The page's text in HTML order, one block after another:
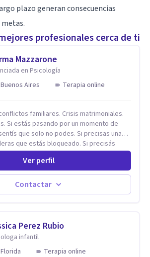
plazo generan consecuencias
profesionales cerca de ti
Mazzarone
en Psicología
Buenos Aires
Terapia online
familiares. Crisis matrimoniales.
Si estás pasando por un momento de
que solo no podes. Si precisas una
que estás bloqueado. Si precisás
logras definir proyectos, objetivos,
pensás que lo que te pasa no es tan
Si estás en adicciones y tu
con lo que te está pasando. No dudes
de comenzar a resolver la situación que
Ver perfil
Contactar
Perez Rubio
infantil
Florida
Terapia online